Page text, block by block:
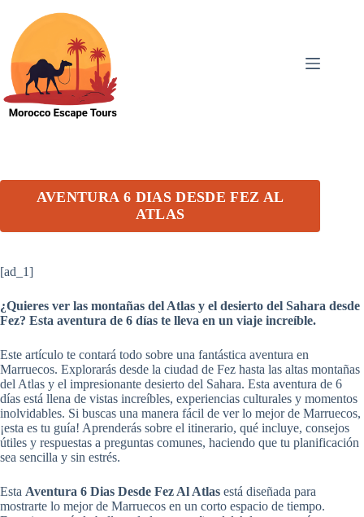
content
AVENTURA 6 DIAS DESDE FEZ AL
ATLAS
[ad_1]
¿Quieres ver las montañas del Atlas y el desierto del Sahara desde
Fez? Esta aventura de 6 días te lleva en un viaje increíble.
Este artículo te contará todo sobre una fantástica aventura en
Marruecos. Explorarás desde la ciudad de Fez hasta las altas montañas
del Atlas y el impresionante desierto del Sahara. Esta aventura de 6
días está llena de vistas increíbles, experiencias culturales y momentos
inolvidables. Si buscas una manera fácil de ver lo mejor de Marruecos,
¡esta es tu guía! Aprenderás sobre el itinerario, qué incluye, consejos
útiles y respuestas a preguntas comunes, haciendo que tu planificación
sea sencilla y sin estrés.
Esta Aventura 6 Dias Desde Fez Al Atlas está diseñada para
mostrarte lo mejor de Marruecos en un corto espacio de tiempo.